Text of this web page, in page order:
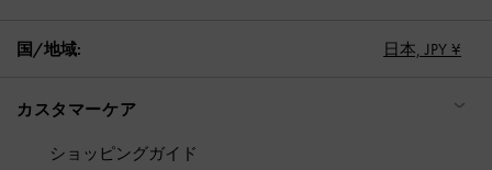
国/地域: 日本, JPY ¥
カスタマーケア
ショッピングガイド